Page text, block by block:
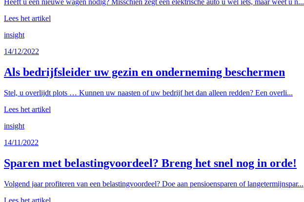
Heeft u een nieuwe wagen nodig? Misschien zegt een elektrische auto u wel iets, maar weet u n...
Lees het artikel
insight
14/12/2022
Als bedrijfsleider uw gezin en onderneming beschermen
Stel, u overlijdt plots … Kunnen uw naasten of uw bedrijf het dan alleen redden? Een overli...
Lees het artikel
insight
14/11/2022
Sparen met belastingvoordeel? Breng het snel nog in orde!
Volgend jaar profiteren van een belastingvoordeel? Doe aan pensioensparen of langetermijnspar...
Lees het artikel